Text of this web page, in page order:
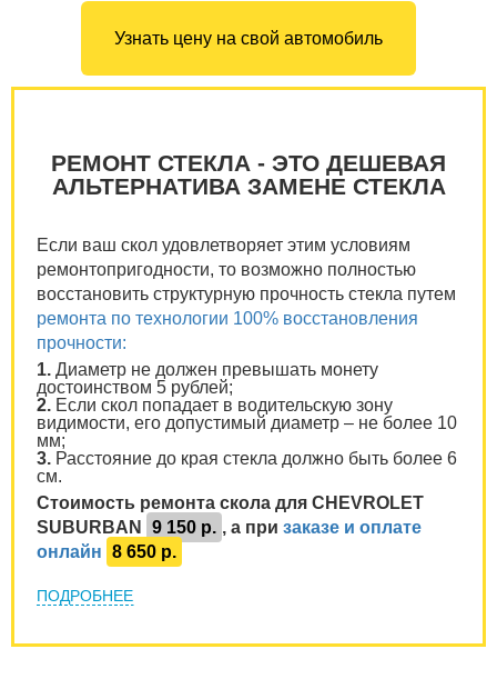
Узнать цену на свой автомобиль
РЕМОНТ СТЕКЛА - ЭТО ДЕШЕВАЯ
АЛЬТЕРНАТИВА ЗАМЕНЕ СТЕКЛА
Если ваш скол удовлетворяет этим условиям
ремонтопригодности, то возможно полностью
восстановить структурную прочность стекла путем
ремонта по технологии 100% восстановления
прочности:
1. Диаметр не должен превышать монету
достоинством 5 рублей;
2. Если скол попадает в водительскую зону
видимости, его допустимый диаметр – не более 10
мм;
3. Расстояние до края стекла должно быть более 6
см.
Стоимость ремонта скола для CHEVROLET
SUBURBAN
9 150 р. , а при заказе и оплате
онлайн 8 650 р.
ПОДРОБНЕЕ